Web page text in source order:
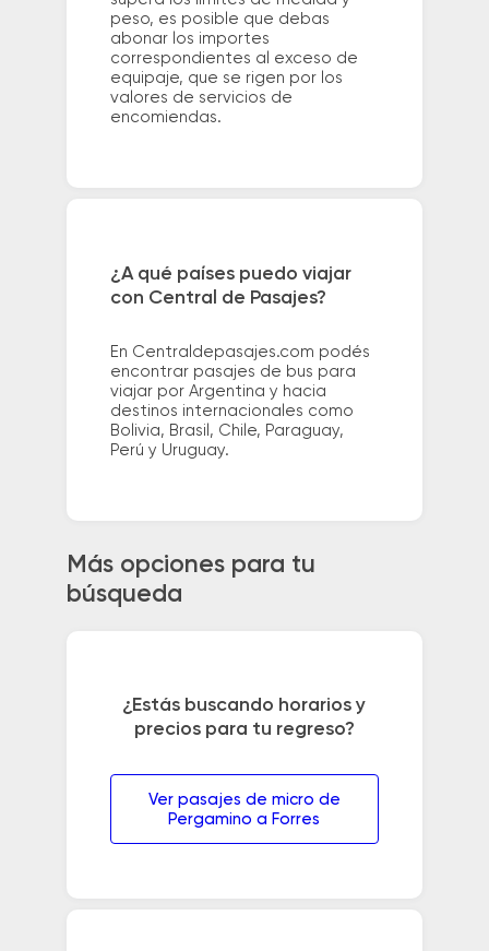
peso, es posible que debas
abonar los importes
correspondientes al exceso de
equipaje, que se rigen por los
valores de servicios de
encomiendas.
¿A qué países puedo viajar
con Central de Pasajes?
En Centraldepasajes.com podés
encontrar pasajes de bus para
viajar por Argentina y hacia
destinos internacionales como
Bolivia, Brasil, Chile, Paraguay,
Perú y Uruguay.
Más opciones para tu
búsqueda
¿Estás buscando horarios y
precios para tu regreso?
Ver pasajes de micro de
Pergamino a Forres